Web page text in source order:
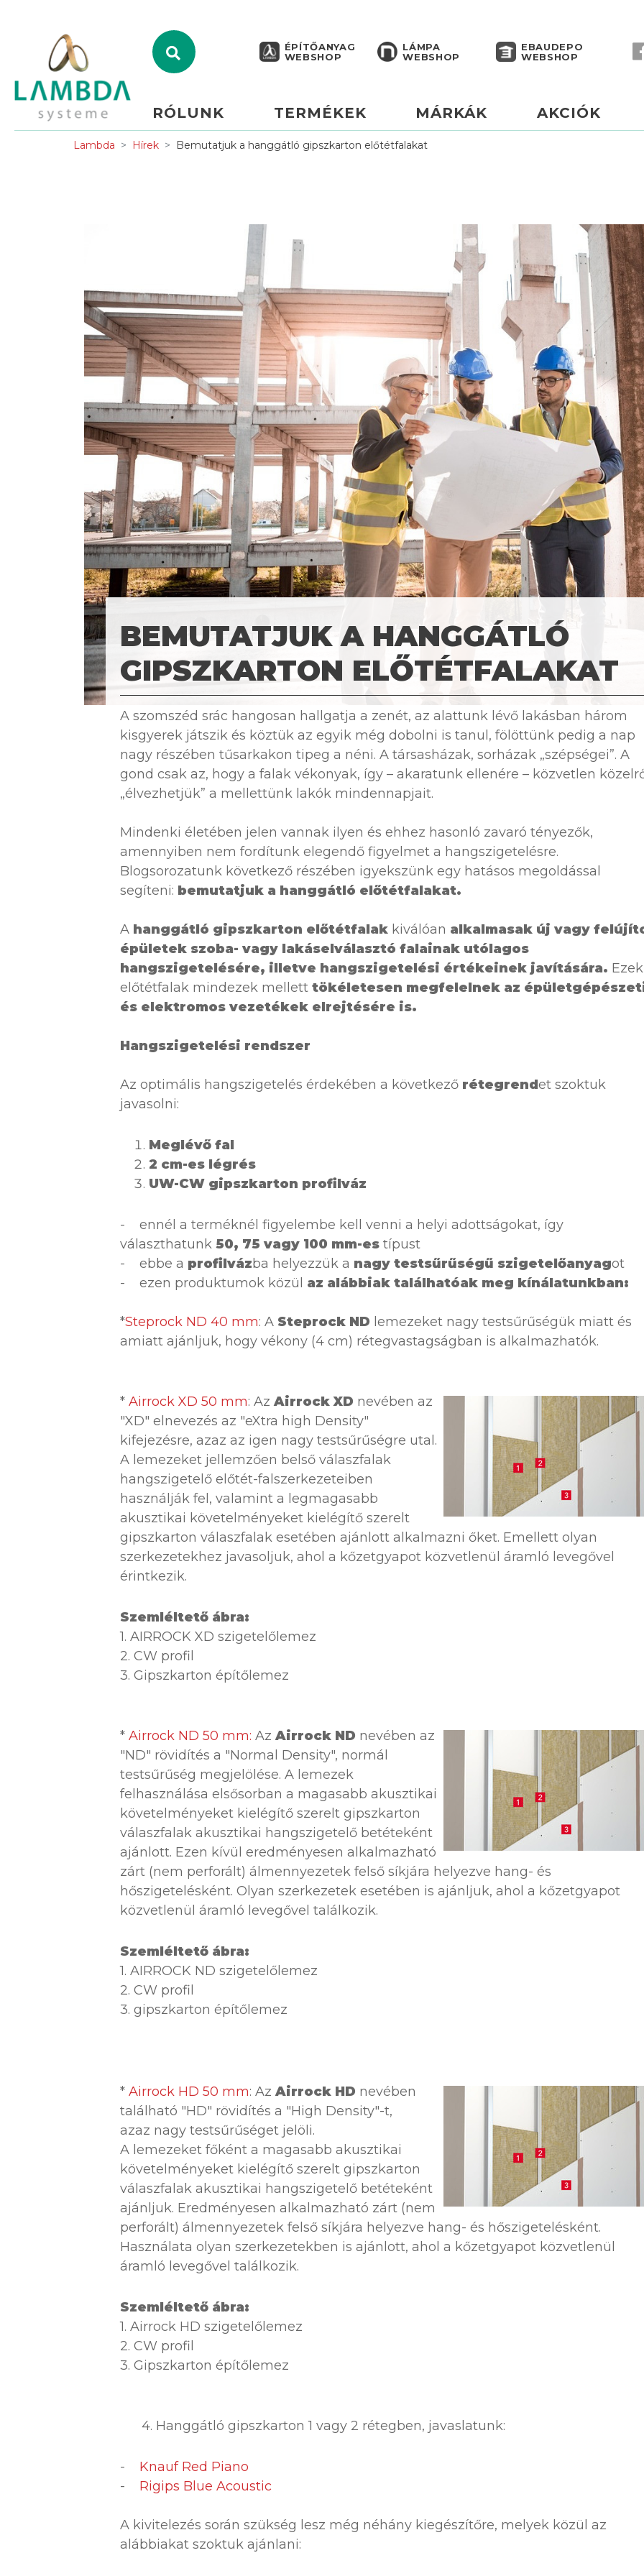
ÉPÍTŐANYAG
WEBSHOP
LÁMPA
WEBSHOP
EBAUDEPO
WEBSHOP
RÓLUNK TERMÉKEK MÁRKÁK AKCIÓK
Lambda Hírek Bemutatjuk a hanggátló gipszkarton előtétfalakat
BEMUTATJUK A HANGGÁTLÓ
GIPSZKARTON ELŐTÉTFALAKAT
A szomszéd srác hangosan hallgatja a zenét, az alattunk lévő lakásban három
kisgyerek játszik és köztük az egyik még dobolni is tanul, fölöttünk pedig a nap
nagy részében tűsarkakon tipeg a néni. A társasházak, sorházak „szépségei”. A
gond csak az, hogy a falak vékonyak, így – akaratunk ellenére – közvetlen
„élvezhetjük” a mellettünk lakók mindennapjait.
Mindenki életében jelen vannak ilyen és ehhez hasonló zavaró tényezők,
amennyiben nem fordítunk elegendő figyelmet a hangszigetelésre.
Blogsorozatunk következő részében igyekszünk egy hatásos megoldással
segíteni: bemutatjuk a hanggátló előtétfalakat.
A hanggátló gipszkarton előtétfalak kiválóan alkalmasak új vagy
épületek szoba- vagy lakáselválasztó falainak utólagos
hangszigetelésére, illetve hangszigetelési értékeinek javítására.
előtétfalak mindezek mellett tökéletesen megfelelnek az
és elektromos vezetékek elrejtésére is.
Hangszigetelési rendszer
Az optimális hangszigetelés érdekében a következő rétegrendet szoktuk
javasolni:
Meglévő fal
2 cm-es légrés
UW-CW gipszkarton profilváz
- ennél a terméknél figyelembe kell venni a helyi adottságokat, így
választhatunk 50, 75 vagy 100 mm-es típust
- ebbe a profilvázba helyezzük a nagy testsűrűségű szigetelőanyagot
- ezen produktumok közül az alábbiak találhatóak meg kínálatunkban:
*Steprock ND 40 mm: A Steprock ND lemezeket nagy testsűrűségük miatt és
amiatt ajánljuk, hogy vékony (4 cm) rétegvastagságban is alkalmazhatók.
* Airrock XD 50 mm: Az Airrock XD nevében az
"XD" elnevezés az "eXtra high Density"
kifejezésre, azaz az igen nagy testsűrűségre utal.
A lemezeket jellemzően belső válaszfalak
hangszigetelő előtét-falszerkezeteiben
használják fel, valamint a legmagasabb
akusztikai követelményeket kielégítő szerelt
gipszkarton válaszfalak esetében ajánlott alkalmazni őket. Emellett olyan
szerkezetekhez javasoljuk, ahol a kőzetgyapot közvetlenül áramló levegővel
érintkezik.
Szemléltető ábra:
1. AIRROCK XD szigetelőlemez
2. CW profil
3. Gipszkarton építőlemez
* Airrock ND 50 mm: Az Airrock ND nevében az
"ND" rövidítés a "Normal Density", normál
testsűrűség megjelölése. A lemezek
felhasználása elsősorban a magasabb akusztikai
követelményeket kielégítő szerelt gipszkarton
válaszfalak akusztikai hangszigetelő betéteként
ajánlott. Ezen kívül eredményesen alkalmazható
zárt (nem perforált) álmennyezetek felső síkjára helyezve hang- és
hőszigetelésként. Olyan szerkezetek esetében is ajánljuk, ahol a kőzetgyapot
közvetlenül áramló levegővel találkozik.
Szemléltető ábra:
1. AIRROCK ND szigetelőlemez
2. CW profil
3. gipszkarton építőlemez
* Airrock HD 50 mm: Az Airrock HD nevében
található "HD" rövidítés a "High Density"-t,
azaz nagy testsűrűséget jelöli.
A lemezeket főként a magasabb akusztikai
követelményeket kielégítő szerelt gipszkarton
válaszfalak akusztikai hangszigetelő betéteként
ajánljuk. Eredményesen alkalmazható zárt (nem
perforált) álmennyezetek felső síkjára helyezve hang- és hőszigetelésként.
Használata olyan szerkezetekben is ajánlott, ahol a kőzetgyapot közvetlenül
áramló levegővel találkozik.
Szemléltető ábra:
1. Airrock HD szigetelőlemez
2. CW profil
3. Gipszkarton építőlemez
4. Hanggátló gipszkarton 1 vagy 2 rétegben, javaslatunk:
- Knauf Red Piano
- Rigips Blue Acoustic
A kivitelezés során szükség lesz még néhány kiegészítőre, melyek közül az
alábbiakat szoktuk ajánlani: